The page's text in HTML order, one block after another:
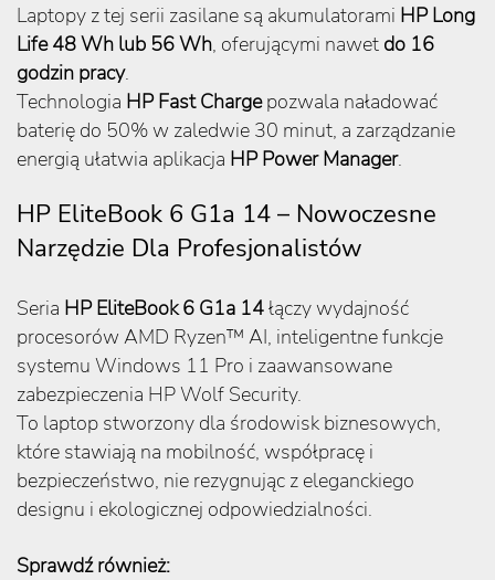
Laptopy z tej serii zasilane są akumulatorami HP Long
Life 48 Wh lub 56 Wh, oferującymi nawet do 16
godzin pracy.
Technologia HP Fast Chargepozwala naładować
baterię do 50% w zaledwie 30 minut, a zarządzanie
energią ułatwia aplikacja HP Power Manager.
HP EliteBook 6 G1a 14 – Nowoczesne
Narzędzie Dla Profesjonalistów
Seria HP EliteBook 6 G1a 14łączy wydajność
procesorów AMD Ryzen™ AI, inteligentne funkcje
systemu Windows 11 Pro i zaawansowane
zabezpieczenia HP Wolf Security.
To laptop stworzony dla środowisk biznesowych,
które stawiają na mobilność, współpracę i
bezpieczeństwo, nie rezygnując z eleganckiego
designu i ekologicznej odpowiedzialności.
Sprawdź również: